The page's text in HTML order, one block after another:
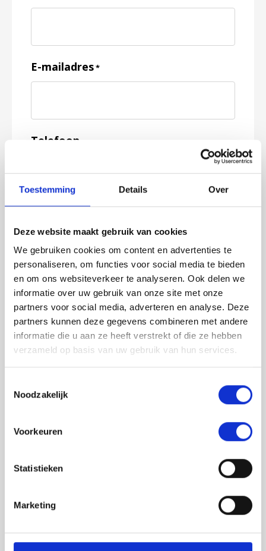
Toestemming Details Over
Deze website maakt gebruik van cookies
We gebruiken cookies om content en advertenties te
personaliseren, om functies voor social media te bieden
en om ons websiteverkeer te analyseren. Ook delen we
informatie over uw gebruik van onze site met onze
partners voor social media, adverteren en analyse. Deze
partners kunnen deze gegevens combineren met andere
informatie die u aan ze heeft verstrekt of die ze hebben
verzameld op basis van uw gebruik van hun services.
Noodzakelijk
Voorkeuren
Statistieken
Marketing
E-mailadres*
Telefoon
Jouw feedback wordt verwerkt door de
adviseurs van het team richtlijnen NCJ. Als zij
feedback meegenomen wordt met de
Ik ga akkoord dat mijn gegevens